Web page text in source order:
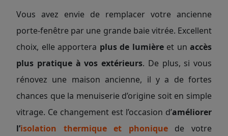
Vous avez envie de remplacer votre ancienne
porte-fenêtre par une grande baie vitrée. Excellent
choix, elle apportera plus de lumièreet un accès
plus pratique à vos extérieurs. De plus, si vous
rénovez une maison ancienne, il y a de fortes
chances que la menuiserie d’origine soit en simple
vitrage. Ce changement est l’occasion d’améliorer
l’isolation thermique et phonique
de votre